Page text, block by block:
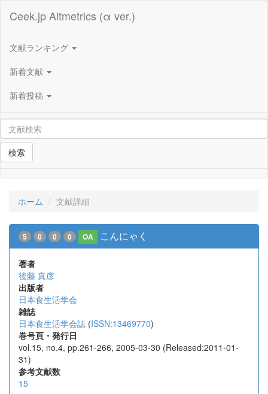
Ceek.jp Altmetrics (α ver.)
文献ランキング
新着文献
新着投稿
検索
ホーム 文献詳細
5 0 0 0 OA こんにゃく
著者
後藤 真彦
出版者
日本食生活学会
雑誌
日本食生活学会誌 (ISSN:13469770)
巻号頁・発行日
vol.15, no.4, pp.261-266, 2005-03-30 (Released:2011-01-
31)
参考文献数
15